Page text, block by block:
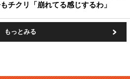
チクリ「崩れてる感じするわ」
もっとみる